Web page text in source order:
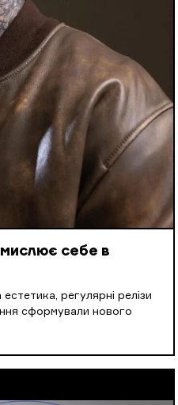
себе в
регулярні релізи
сформували нового